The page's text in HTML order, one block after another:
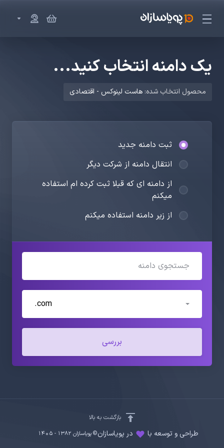
یک دامنه انتخاب کنید...
محصول انتخاب شده: هاست لینوکس - اقتصادی
ثبت دامنه جدید
انتقال دامنه از شرکت دیگر
از دامنه ای که قبلا ثبت کرده ام استفاده
میکنم
از زیر دامنه استفاده میکنم
.com
بررسی
© پویاسازان 1382 - ۱۴۰۵ طراحی و توسعه با در پویاسازان
بازگشت به بالا